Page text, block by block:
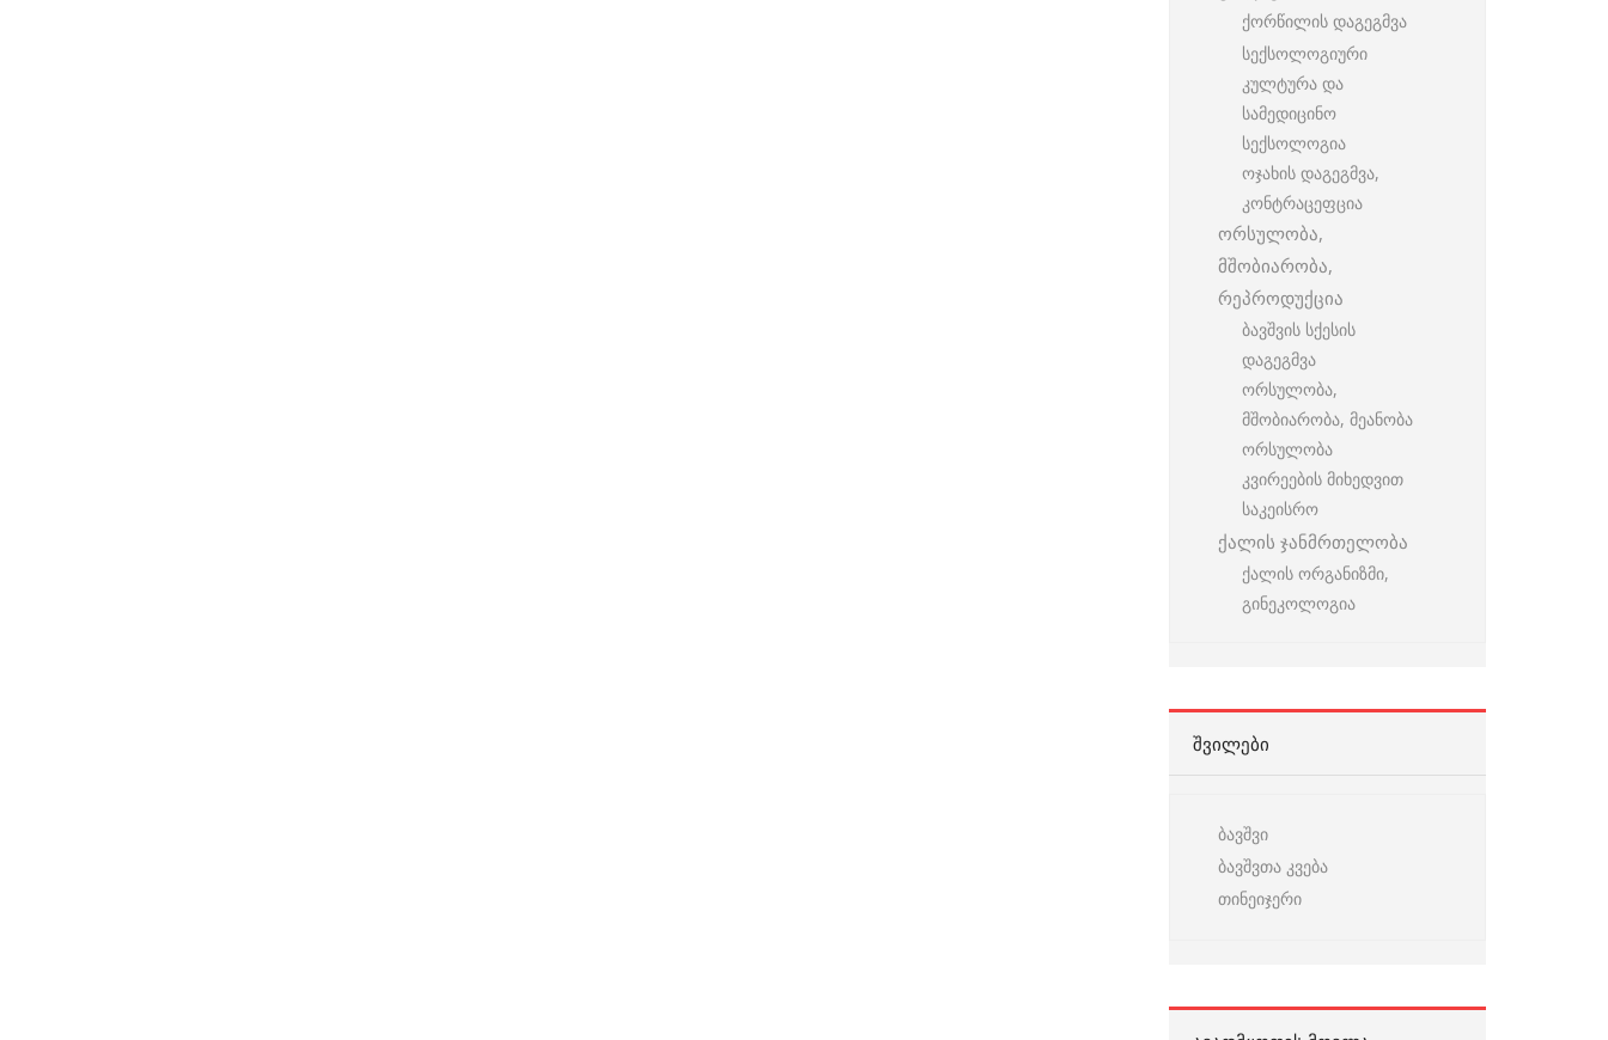
ქორწილის დაგეგმვა
სექსოლოგიური
კულტურა და
სამედიცინო
სექსოლოგია
ოჯახის დაგეგმვა,
კონტრაცეფცია
ორსულობა,
მშობიარობა,
რეპროდუქცია
ბავშვის სქესის
დაგეგმვა
ორსულობა,
მშობიარობა, მეანობა
ორსულობა
კვირეების მიხედვით
საკეისრო
ქალის ჯანმრთელობა
ქალის ორგანიზმი,
გინეკოლოგია
ᲨᲕᲘᲚᲔᲑᲘ
ბავშვი
ბავშვთა კვება
თინეიჯერი